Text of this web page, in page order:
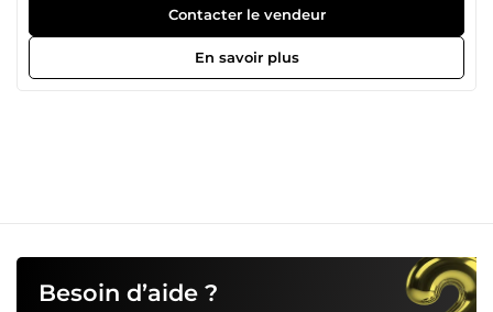
régulièrement chargé de rediger les procès verbaux de
réunion. Je voudrais modestement mettre mes
competences à votre service pour vous aider à traduire vos
documents en d'autres langues et rediger vos rapports
Contacter le vendeur
En savoir plus
Besoin d’aide ?